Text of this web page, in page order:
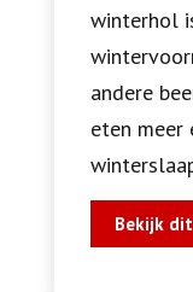
winterhol
andere
eten meer
Bekijk